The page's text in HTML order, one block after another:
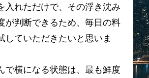
入れただけで、その浮き沈み
が判断できるため、毎日の料
していただきたいと思いま
で横になる状態は、最も鮮度